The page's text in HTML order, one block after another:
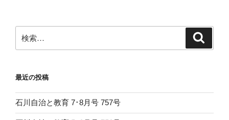
索:
最近の投稿
石川自治と教育 7･8月号 757号